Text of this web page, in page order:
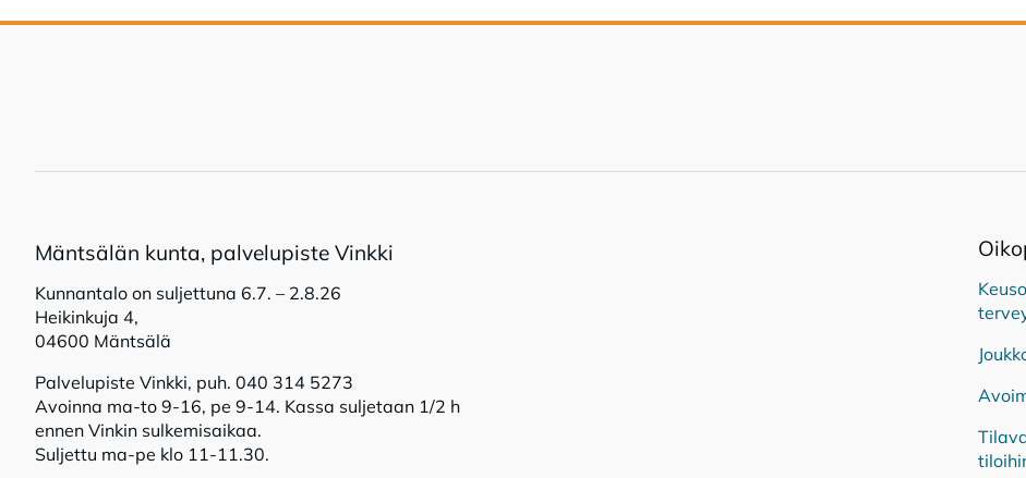
Mänt­sä­län kun­ta, pal­ve­lu­pis­te Vink­ki
Kunnantalo on suljettuna 6.7. – 2.8.26
Heikinkuja 4,
04600 Mäntsälä
Palvelupiste Vinkki, puh. 040 314 5273
Avoinna ma-to 9-16, pe 9-14. Kassa suljetaan 1/2 h
ennen Vinkin sulkemisaikaa.
Suljettu ma-pe klo 11-11.30.